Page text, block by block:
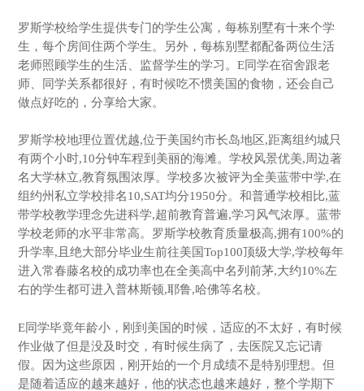
罗斯学校给学生提供专门的学生公寓，每栋别墅有十来个学
生，每个房间住两个学生。另外，每栋别墅都配备两位生活
老师照顾学生的生活、监督学生的学习。E同学在宿舍跟老
师、同学关系都很好，有时候吃不惯美国的食物，还会自己
做点好吃的，分享给大家。
罗斯学校地理位置优越,位于美国约市长岛地区,距离组约城只
有两个小时,10分钟车程到美丽的海滩。学校风景优美,周边著
名大学林立,教育氛围浓厚。学校多次被评为全美蓝带中学,在
组约州私立学校排名10,SAT均分1950分。和普通学校相比,蓝
带学校教学理念先进科学,超前教育普遍,学习风气浓厚。蓝带
学校老师的水平非常高。罗斯学校教育质量极高,拥有100%的
升学率,且绝大部分毕业生前往美国Top100顶级大学,学校每年
进入常春藤名校的成功率也在全美高中名列前茅,大约10%左
右的学生都可进入普林斯顿,耶鲁,哈佛等名校。
E同学毕竟年龄小，刚到美国的时候，适应的不太好，有时候
作业做了但是没及时交，有时候生病了，去医院又忘记请
假。因为这些原因，刚开始的一个月成绩不是特别理想。但
是随着适应的越来越好，他的状态也越来越好，整个学期下